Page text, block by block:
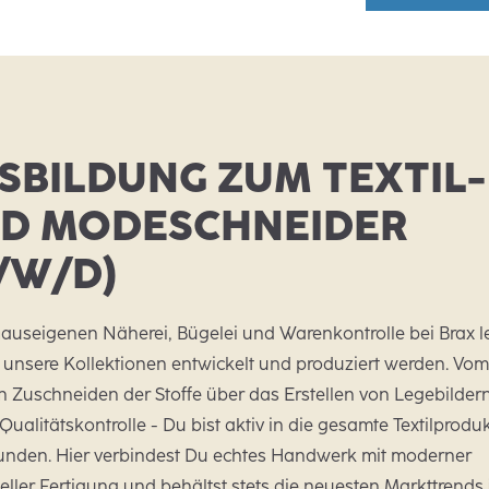
ZUM TEXTIL-
MODESCHNEIDER
D)
Näherei, Bügelei und Warenkontrolle bei Brax
unsere Kollektionen entwickelt und produziert werden. Vom
Zuschneiden der Stoffe über das Erstellen von
- Du bist aktiv in die gesamte
Hier verbindest Du echtes Handwerk mit moderner